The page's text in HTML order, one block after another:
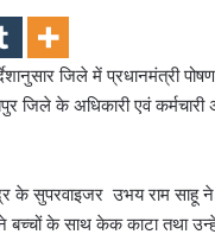
जिले में प्रधानमंत्री
जिले के अधिकारी एवं
के सुपरवाइजर उभय राम
बच्चों के साथ केक काटा तथा